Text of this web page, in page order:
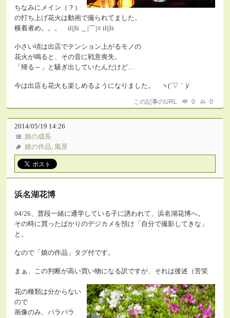
ちなみにメイン（？）
の打ち上げ花火は動画で撮られてました。
横着者め。。。 il||li ＿|￣|○ il||li
小さい頃は出店でテンション上がるモノの
花火が鳴ると、その音に戦意喪失。
「帰る～」と騒ぎ出していたんだけど…
今は出店も花火も楽しめるようになりました。 ヽ(´▽｀)/
この記事のURL 0 0
2014/05/19 14:26
娘の成長
娘の作品, 風景
浜名湖花博
04/26、普段一緒に通学している子に誘われて、浜名湖花博へ。
その時に買ったばかりのデジカメを預け「自分で撮影してきな」
と。
なので「娘の作品」タグ付です。
まぁ、この判断が高い買い物になる訳ですが、それは後述（苦笑
花の種類は分からない
ので
画像のみ、パラパラ